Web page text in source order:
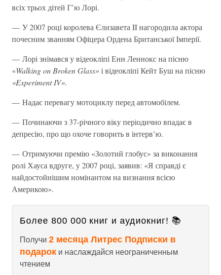
всіх трьох дітей Г’ю Лорі.
— У 2007 році королева Єлизавета II нагородила актора
почесним званням Офіцера Ордена Британської Імперії.
— Лорі знімався у відеокліпі Енн Леннокс на пісню
«Walking on Broken Glass»і відеокліпі Кейт Буш на пісню
«Experiment IV».
— Надає перевагу мотоциклу перед автомобілем.
— Починаючи з 37-річного віку періодично впадає в
депресію, про що охоче говорить в інтерв’ю.
— Отримуючи премію «Золотий глобус» за виконання
ролі Хауса вдруге, у 2007 році, заявив: «Я справді є
найдостойнішим номінантом на визнання всією
Америкою».
Более 800 000 книг и аудиокниг! 📚
Получи 2 месяца Литрес Подписки в
подарок и наслаждайся неограниченным
чтением